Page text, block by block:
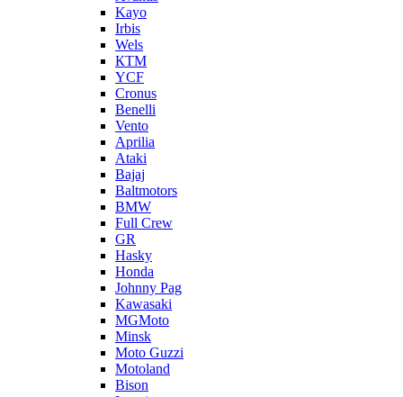
Kayo
Irbis
Wels
КТМ
YCF
Cronus
Benelli
Vento
Aprilia
Ataki
Bajaj
Baltmotors
BMW
Full Crew
GR
Hasky
Honda
Johnny Pag
Kawasaki
MGMoto
Minsk
Moto Guzzi
Motoland
Bison